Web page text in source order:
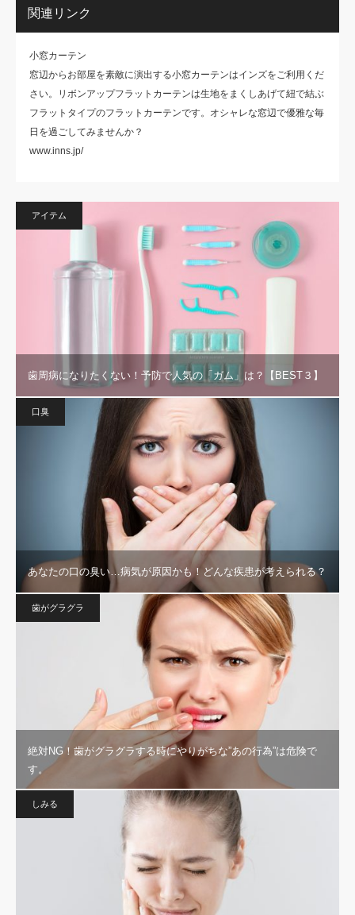
関連リンク
小窓カーテン
窓辺からお部屋を素敵に演出する小窓カーテンはインズをご利用くだ
さい。リボンアップフラットカーテンは生地をまくしあげて紐で結ぶ
フラットタイプのフラットカーテンです。オシャレな窓辺で優雅な毎
日を過ごしてみませんか？
www.inns.jp/
アイテム
歯周病になりたくない！予防で人気の「ガム」は？【BEST３】
口臭
あなたの口の臭い…病気が原因かも！どんな疾患が考えられる？
歯がグラグラ
絶対NG！歯がグラグラする時にやりがちな”あの行為”は危険で
す。
しみる